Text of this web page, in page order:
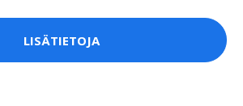
LISÄTIETOJA